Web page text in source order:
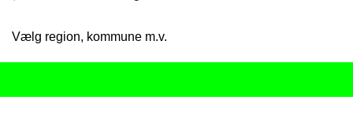
Vælg region, kommune m.v.